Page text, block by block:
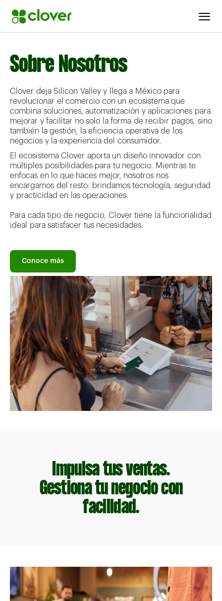
Sobre Nosotros
Clover deja Silicon Valley y llega a México para
revolucionar el comercio con un ecosistema que
combina soluciones, automatización y aplicaciones para
mejorar y facilitar no solo la forma de recibir pagos, sino
también la gestión, la eficiencia operativa de los
negocios y la experiencia del consumidor.
El ecosistema Clover aporta un diseño innovador con
múltiples posibilidades para tu negocio. Mientras te
enfocas en lo que haces mejor, nosotros nos
encargamos del resto: brindamos tecnología, seguridad
y practicidad en las operaciones.
Para cada tipo de negocio, Clover tiene la funcionalidad
ideal para satisfacer tus necesidades.
Conoce más
Impulsa tus ventas.
Gestiona tu negocio con
facilidad.